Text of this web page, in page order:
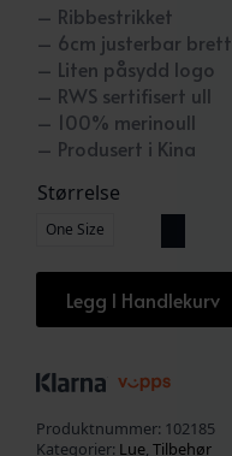
– Ribbestrikket
– 6cm justerbar brett
– Liten påsydd logo
– RWS sertifisert ull
– 100% merinoull
– Produsert i Kina
Størrelse
One Size
Legg I Handlekurv
Produktnummer: 102185
Kategorier: Lue, Tilbehør